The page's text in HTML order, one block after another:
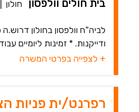
בית חולים וולפסון חולון
לביה"ח וולפסון בחולון
ודייקנות. * זמינות ליומיים
+ לצפייה בפרטי המשרה
רפרנט/ית פניות